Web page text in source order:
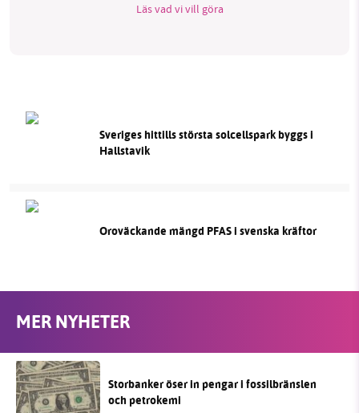
Läs vad vi vill göra
Sveriges hittills största solcellspark byggs i
Hallstavik
Oroväckande mängd PFAS i svenska kräftor
MER NYHETER
Storbanker öser in pengar i fossilbränslen
och petrokemi